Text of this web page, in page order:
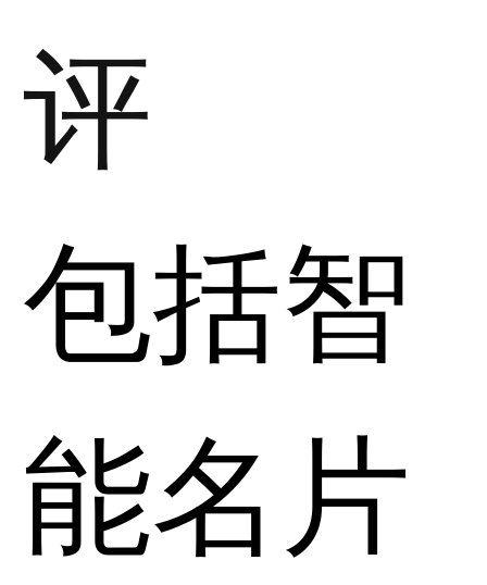
评
包括智
能名片